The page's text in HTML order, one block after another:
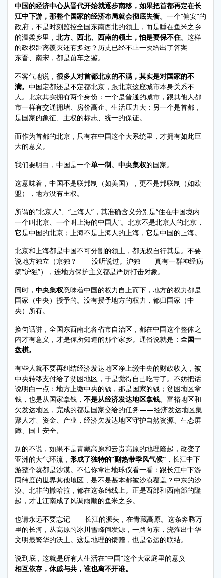
中国的经济中心从晋代开始就逐步南移，如果把首都再定在长
江中下游，那整个国家的经济布局就会彻底失衡。 一个“偏安”的
政府，不是时刻监控全国东南西北的领土，而是睡在鱼米之乡
的温柔乡里， 北方、西北、西南的领土，怕是要保不住。这样
的政权距离覆灭还有多远？历史已经不止一次给出了答案——
东晋、南宋，都是前车之鉴。
不客气地说， 很多人对首都北京的不满，其实是对国家的不
满。 中国定都还是不定都北京，跟北京这座城市本身关系不
大。北京其实拥有两个身份：一个是普通的城市，跟其他大都
市一样有交通拥堵、房价高企、生活压力大；另一个是首都，
是国家的象征、主权的标志、统一的保证。
而作为首都的北京，只有在中国这个大系统里，才拥有如此巨
大的意义。
我们要明白，中国是一个单一制、中央集权的国家。
这意味着，中国不是联邦制（如美国），更不是邦联制（如欧
盟），地方没有主权。
所谓的“北京人”、“上海人”，其准确含义分别是“住在中国境内
一个叫北京、一个叫上海的中国人”。北京不是北京人的北京，
它是中国的北京；上海不是上海人的上海，它是中国的上海。
北京和上海都是中国不可分割的领土，都无权自行其是。不要
说地方独立（京独？——没听说过。沪独——真有一群神经病
搞“沪独”），连地方保护主义都是严厉打击对象。
同时， 中央集权意味着中国的权力自上而下，地方的权力都是
国家（中央）授予的。没有授予地方的权力，都归国家（中
央）所有。
换句话讲，全国东西南北各省市自治区，都在中国这个整体之
内才有意义，才是你所知道的那个家乡。通俗说就是： 全国一
盘棋。
有些人就不要再纠结经济发达地区净上缴中央的财政收入，被
中央转移支付给了贫困地区，于是觉得自己吃亏了。不妨把话
说明白一点：地方上缴中央的钱，那是国家的钱；贫困地区拿
钱，也是从国家拿钱， 不是从经济发达地区拿钱。 富裕地区和
欠发达地区，完成的都是国家交给的任务——经济发达地区集
聚人才、资金、产业，经济欠发达地区守护自然资源、生态屏
障、国土安全。
别的不说，如果不是青藏高原和云贵高原的地理隆起，改变了
亚洲的大气环流， 形成了独特的“副热带季风气候” ，长江中下
游整个就都是沙漠。不信你拿出地球仪看一看：跟长江中下游
同纬度的世界其他地区，是不是基本都被沙漠覆盖？中东的沙
漠、北非的撒哈拉，都在这条纬线上。正是西部和西南部的隆
起，才让江南成了风调雨顺的鱼米之乡。
也请永远不要忘记——长江的源头，在青藏高原。这条奔腾万
里的长河，从高原的冰川雪峰间发源，一路向东，浇灌出中华
文明最繁华的沃土。这是地理的馈赠，也是命运的联结。
说到底，这就是所有人生活在“中国”这个大家庭里的意义——
相互依存，休戚与共，谁也离不开谁。